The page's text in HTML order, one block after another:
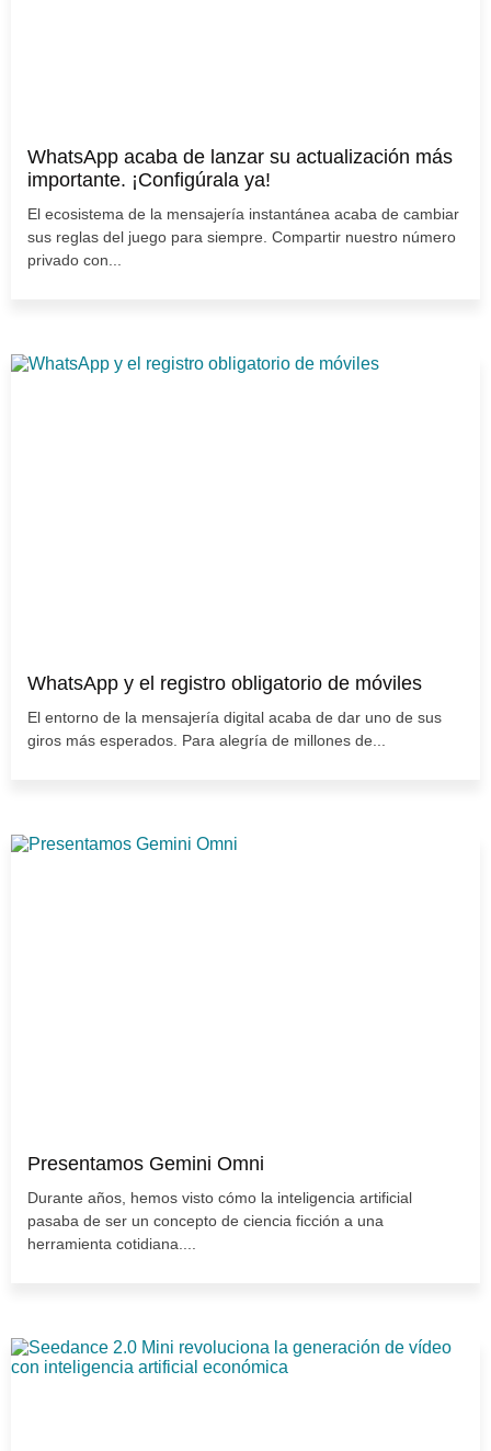
WhatsApp acaba de lanzar su actualización más
importante. ¡Configúrala ya!
El ecosistema de la mensajería instantánea acaba de cambiar
sus reglas del juego para siempre. Compartir nuestro número
privado con...
WhatsApp y el registro obligatorio de móviles
El entorno de la mensajería digital acaba de dar uno de sus
giros más esperados. Para alegría de millones de...
Presentamos Gemini Omni
Durante años, hemos visto cómo la inteligencia artificial
pasaba de ser un concepto de ciencia ficción a una
herramienta cotidiana....